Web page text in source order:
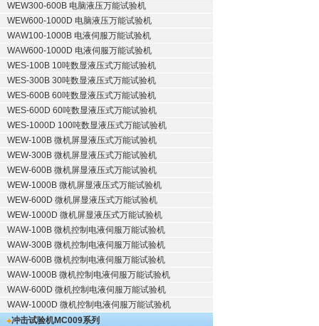
WEW300-600B 电脑液压万能试验机
WEW600-1000D 电脑液压万能试验机
WAW100-1000B 电液伺服万能试验机
WAW600-1000D 电液伺服万能试验机
WES-100B 10吨数显液压式万能试验机
WES-300B 30吨数显液压式万能试验机
WES-600B 60吨数显液压式万能试验机
WES-600D 60吨数显液压式万能试验机
WES-1000D 100吨数显液压式万能试验机
WEW-100B 微机屏显液压式万能试验机
WEW-300B 微机屏显液压式万能试验机
WEW-600B 微机屏显液压式万能试验机
WEW-1000B 微机屏显液压式万能试验机
WEW-600D 微机屏显液压式万能试验机
WEW-1000D 微机屏显液压式万能试验机
WAW-100B 微机控制电液伺服万能试验机
WAW-300B 微机控制电液伺服万能试验机
WAW-600B 微机控制电液伺服万能试验机
WAW-1000B 微机控制电液伺服万能试验机
WAW-600D 微机控制电液伺服万能试验机
WAW-1000D 微机控制电液伺服万能试验机
冲击试验机MC009系列